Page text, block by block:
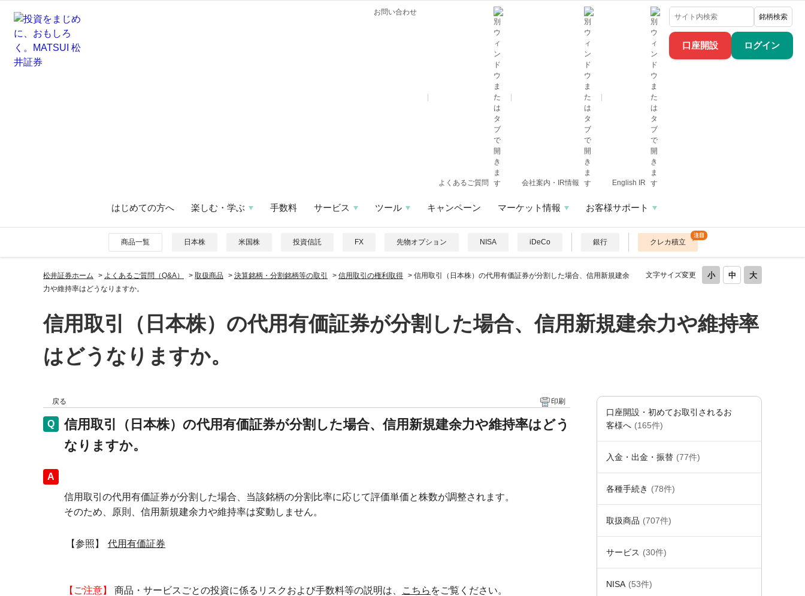
口座開設 ログイン
お問い合わせ
よくあるご質問 会社案内・IR情報 English IR
銘柄検索
はじめての方へ 楽しむ・学ぶ 手数料 サービス ツール キャンペーン マーケット情報 お客様サポート
商品一覧 日本株 米国株 投資信託 FX 先物オプション NISA iDeCo 銀行 クレカ積立
文字サイズ変更
松井証券ホーム > よくあるご質問（Q&A） > 取扱商品 > 決算銘柄・分割銘柄等の取引 > 信用取引の権利取得 > 信用取引（日本株）の代用有価証券が分割した場合、信用新規建余
力や維持率はどうなりますか。
信用取引（日本株）の代用有価証券が分割した場合、信用新規建余力や維持率
はどうなりますか。
口座開設・初めてお取引されるお
客様へ (165件)
入金・出金・振替 (77件)
各種手続き (78件)
取扱商品 (707件)
サービス (30件)
NISA (53件)
戻る 印刷
信用取引（日本株）の代用有価証券が分割した場合、信用新規建余力や維持率はどう
なりますか。
回答
信用取引の代用有価証券が分割した場合、当該銘柄の分割比率に応じて評価単価と株数が調整されます。
そのため、原則、信用新規建余力や維持率は変動しません。
【参照】 代用有価証券
【ご注意】 商品・サービスごとの投資に係るリスクおよび手数料等の説明は、 こちら をご覧ください。